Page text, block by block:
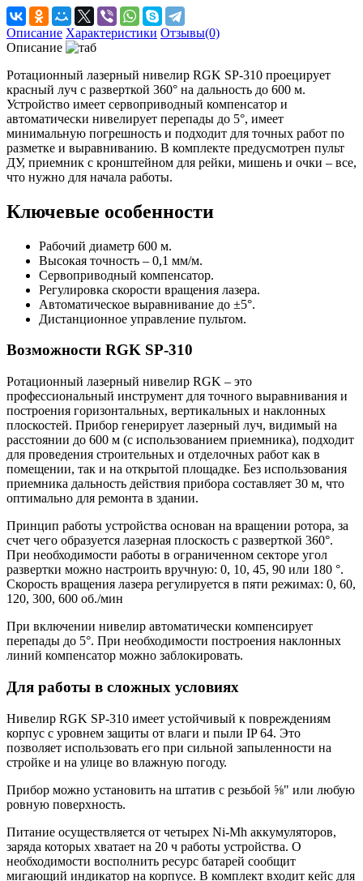
Описание Характеристики Отзывы(0)
Описание
Ротационный лазерный нивелир RGK SP-310 проецирует
красный луч с разверткой 360° на дальность до 600 м.
Устройство имеет сервоприводный компенсатор и
автоматически нивелирует перепады до 5°, имеет
минимальную погрешность и подходит для точных работ по
разметке и выравниванию. В комплекте предусмотрен пульт
ДУ, приемник с кронштейном для рейки, мишень и очки – все,
что нужно для начала работы.
Ключевые особенности
Рабочий диаметр 600 м.
Высокая точность – 0,1 мм/м.
Сервоприводный компенсатор.
Регулировка скорости вращения лазера.
Автоматическое выравнивание до ±5°.
Дистанционное управление пультом.
Возможности RGK SP-310
Ротационный лазерный нивелир RGK – это
профессиональный инструмент для точного выравнивания и
построения горизонтальных, вертикальных и наклонных
плоскостей. Прибор генерирует лазерный луч, видимый на
расстоянии до 600 м (с использованием приемника), подходит
для проведения строительных и отделочных работ как в
помещении, так и на открытой площадке. Без использования
приемника дальность действия прибора составляет 30 м, что
оптимально для ремонта в здании.
Принцип работы устройства основан на вращении ротора, за
счет чего образуется лазерная плоскость с разверткой 360°.
При необходимости работы в ограниченном секторе угол
развертки можно настроить вручную: 0, 10, 45, 90 или 180 °.
Скорость вращения лазера регулируется в пяти режимах: 0, 60,
120, 300, 600 об./мин
При включении нивелир автоматически компенсирует
перепады до 5°. При необходимости построения наклонных
линий компенсатор можно заблокировать.
Для работы в сложных условиях
Нивелир RGK SP-310 имеет устойчивый к повреждениям
корпус с уровнем защиты от влаги и пыли IP 64. Это
позволяет использовать его при сильной запыленности на
стройке и на улице во влажную погоду.
Прибор можно установить на штатив с резьбой ⅝" или любую
ровную поверхность.
Питание осуществляется от четырех Ni-Mh аккумуляторов,
заряда которых хватает на 20 ч работы устройства. О
необходимости восполнить ресурс батарей сообщит
мигающий индикатор на корпусе. В комплект входит кейс для